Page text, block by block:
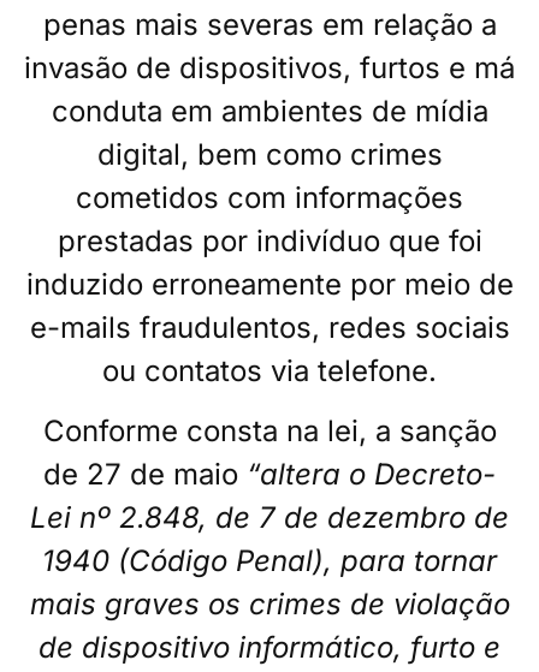
penas mais severas em relação a
invasão de dispositivos, furtos e má
conduta em ambientes de mídia
digital, bem como crimes
cometidos com informações
prestadas por indivíduo que foi
induzido erroneamente por meio de
e-mails fraudulentos, redes sociais
ou contatos via telefone.
Conforme consta na lei, a sanção
de 27 de maio “altera o Decreto-
Lei nº 2.848, de 7 de dezembro de
1940 (Código Penal), para tornar
mais graves os crimes de violação
de dispositivo informático, furto e